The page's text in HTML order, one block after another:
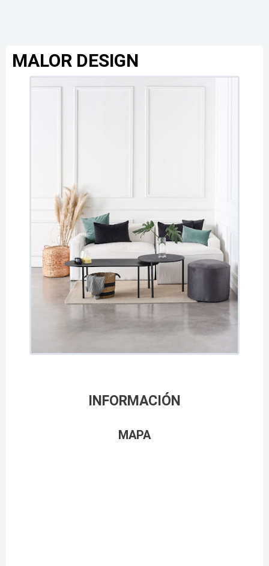
MALOR DESIGN
INFORMACIÓN
MAPA